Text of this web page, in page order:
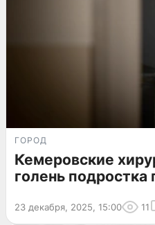
ГОРОД
Кемеровские
голень
23 декабря, 2025, 15:00 11